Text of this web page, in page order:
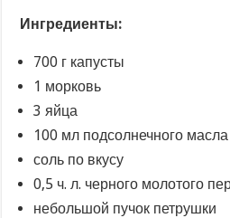
Ингредиенты:
700 г капусты
1 морковь
3 яйца
100 мл подсолнечного масла
соль по вкусу
0,5 ч. л. черного молотого
небольшой пучок петрушки